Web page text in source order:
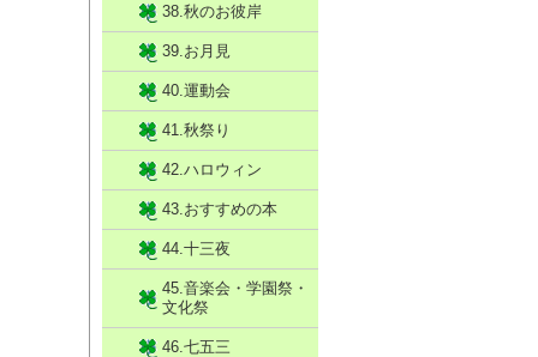
38.秋のお彼岸
39.お月見
40.運動会
41.秋祭り
42.ハロウィン
43.おすすめの本
44.十三夜
45.音楽会・学園祭・
文化祭
46.七五三